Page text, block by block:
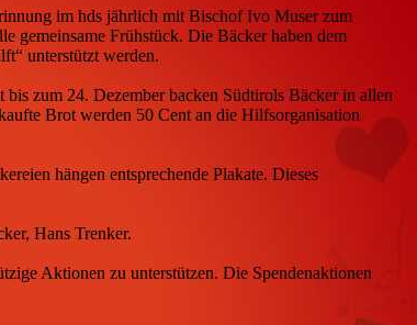
im hds jährlich mit Bischof Ivo Muser zum
gemeinsame Frühstück. Die Bäcker haben dem
unterstützt werden.
zum 24. Dezember backen Südtirols Bäcker in allen
Brot werden 50 Cent an die Hilfsorganisation
hängen entsprechende Plakate. Dieses
Hans Trenker.
Aktionen zu unterstützen. Die Spendenaktionen